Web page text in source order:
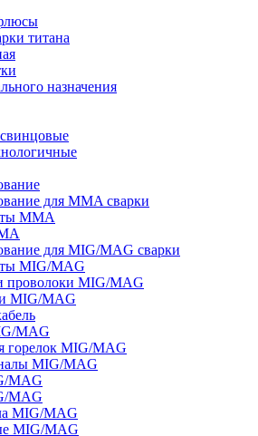
титана
назначения
для MMA сварки
MMA
для MIG/MAG сварки
MIG/MAG
проволоки MIG/MAG
MIG/MAG
MAG
горелок MIG/MAG
MIG/MAG
MAG
MAG
MIG/MAG
MIG/MAG